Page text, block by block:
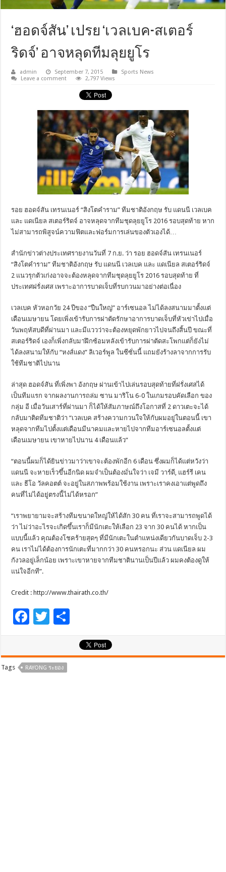
‘ฮอดจ์สัน’ เปรย ‘เวลเบค-สเตอร์
ริดจ์’ อาจหลุดทีมลุยยูโร
admin September 7, 2015
Sports News
Leave a comment
2,797 Views
รอย ฮอดจ์สัน เทรนเนอร์ “สิงโตคำราม” ทีมชาติอังกฤษ รับ แดนนี เวลเบค
และ แดเนียล สเตอร์ริดจ์ อาจหลุดจากทีมชุดลุยยูโร 2016 รอบสุดท้าย หาก
ไม่สามารถพิสูจน์ความฟิตและฟอร์มการเล่นของตัวเองได้…
สำนักข่าวต่างประเทศรายงานวันที่ 7 ก.ย. ว่า รอย ฮอดจ์สัน เทรนเนอร์
“สิงโตคำราม” ทีมชาติอังกฤษ รับ แดนนี เวลเบค และ แดเนียล สเตอร์ริดจ์
2 แนวรุกตัวเก่งอาจจะต้องหลุดจากทีมชุดลุยยูโร 2016 รอบสุดท้าย ที่
ประเทศฝรั่งเศส เพราะอาการบาดเจ็บที่รบกวนมาอย่างต่อเนื่อง
เวลเบค หัวหอกวัย 24 ปีของ “ปืนใหญ่” อาร์เซนอล ไม่ได้ลงสนามมาตั้งแต่
เดือนเมษายน โดยเพิ่งเข้ารับการผ่าตัดรักษาอาการบาดเจ็บที่หัวเข่าไปเมื่อ
วันพฤหัสบดีที่ผ่านมา และมีแววว่าจะต้องหยุดพักยาวไปจนถึงสิ้นปี ขณะที่
สเตอร์ริดจ์ เองก็เพิ่งกลับมาฝึกซ้อมหลังเข้ารับการผ่าตัดสะโพกแต่ก็ยังไม่
ได้ลงสนามให้กับ “หงส์แดง” ลิเวอร์พูล ในซีซั่นนี้ แถมยังร้างลาจากการรับ
ใช้ทีมชาติไปนาน
ล่าสุด ฮอดจ์สัน ที่เพิ่งพา อังกฤษ ผ่านเข้าไปเล่นรอบสุดท้ายที่ฝรั่งเศสได้
เป็นทีมแรก จากผลงานการถล่ม ซาน มาริโน 6-0 ในเกมรอบคัดเลือก ของ
กลุ่ม อี เมื่อวันเสาร์ที่ผ่านมา ก็ได้ให้สัมภาษณ์ถึงโอกาสที่ 2 ดาวเตะจะได้
กลับมาติดทีมชาติว่า “เวลเบค สร้างความกวนใจให้กับผมอยู่ในตอนนี้ เขา
หลุดจากทีมไปตั้งแต่เดือนมีนาคมและหายไปจากทีมอาร์เซนอลตั้งแต่
เดือนเมษายน เขาหายไปนาน 4 เดือนแล้ว”
“ตอนนี้ผมก็ได้ยินข่าวมาว่าเขาจะต้องพักอีก 6 เดือน ซึ่งผมก็ได้แต่หวังว่า
แดนนี จะหายเร็วขึ้นอีกนิด ผมจำเป็นต้องมั่นใจว่า เจมี วาร์ดี, แฮร์รี เคน
และ ธีโอ วัลคอตต์ จะอยู่ในสภาพพร้อมใช้งาน เพราะเราคงเอาแต่พูดถึง
คนที่ไม่ได้อยู่ตรงนี้ไม่ได้หรอก”
“เราพยายามจะสร้างทีมขนาดใหญ่ให้ได้สัก 30 คน ที่เราจะสามารถพูดได้
ว่า ไม่ว่าอะไรจะเกิดขึ้นเราก็มีนักเตะให้เลือก 23 จาก 30 คนได้ หากเป็น
แบบนี้แล้ว คุณต้องโชคร้ายสุดๆ ที่มีนักเตะในตำแหน่งเดียวกันบาดเจ็บ 2-3
คน เราไม่ได้ต้องการนักเตะที่มากกว่า 30 คนหรอกนะ ส่วน แดเนียล ผม
กังวลอยู่เล็กน้อย เพราะเขาหายจากทีมชาตินานเป็นปีแล้ว ผมคงต้องดูให้
แน่ใจอีกที”.
Credit : http://www.thairath.co.th/
F
b
T
er
ar
Tags RAYONG ระยอง